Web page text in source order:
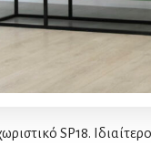
SP18.